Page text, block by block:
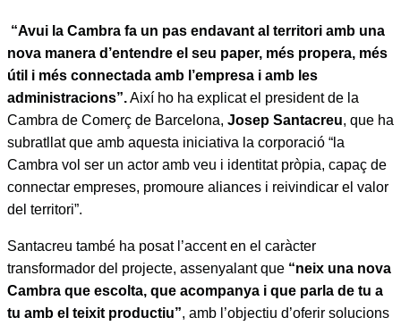
“Avui la Cambra fa un pas endavant al territori amb una
nova manera d’entendre el seu paper, més propera, més
útil i més connectada amb l’empresa i amb les
administracions”.Així ho ha explicat el president de la
Cambra de Comerç de Barcelona, Josep Santacreu, que ha
subratllat que amb aquesta iniciativa la corporació “la
Cambra vol ser un actor amb veu i identitat pròpia, capaç de
connectar empreses, promoure aliances i reivindicar el valor
del territori”.
Santacreu també ha posat l’accent en el caràcter
transformador del projecte, assenyalant que “neix una nova
Cambra que escolta, que acompanya i que parla de tu a
tu amb el teixit productiu”, amb l’objectiu d’oferir solucions